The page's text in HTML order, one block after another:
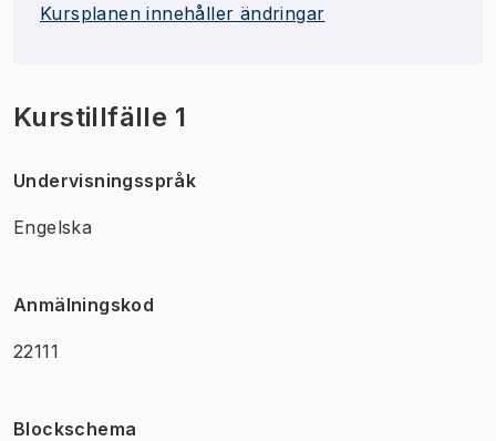
Kursplanen innehåller ändringar
Kurstillfälle 1
Undervisningsspråk
Engelska
Anmälningskod
22111
Blockschema